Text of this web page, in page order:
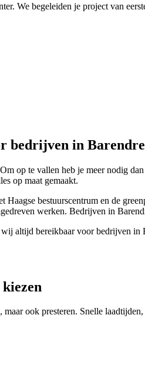
We begeleiden je project van
bedrijven in
op te vallen heb je meer nodig
op maat gemaakt.
Haagse bestuurscentrum en de
werken. Bedrijven in
altijd bereikbaar voor bedrijven
ook presteren. Snelle